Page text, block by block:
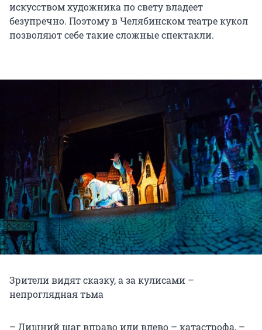
искусством художника по свету владеет
безупречно. Поэтому в Челябинском театре кукол
позволяют себе такие сложные спектакли.
Зрители видят сказку, а за кулисами –
непроглядная тьма
– Лишний шаг вправо или влево – катастрофа, –